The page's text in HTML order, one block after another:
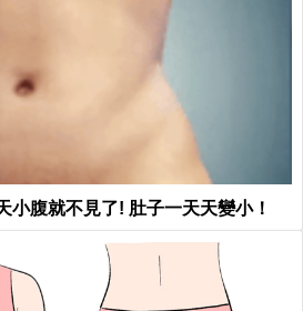
小腹就不見了! 肚子一天天變小！